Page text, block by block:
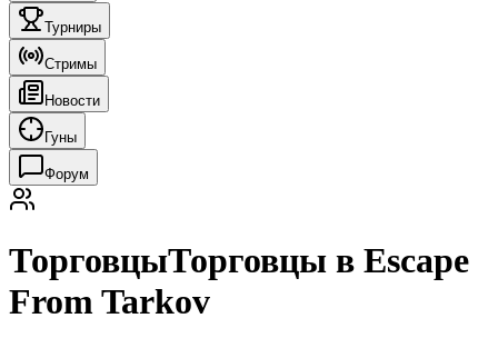
Турниры
Стримы
Новости
Гуны
Форум
ТорговцыТорговцы в Escape
From Tarkov